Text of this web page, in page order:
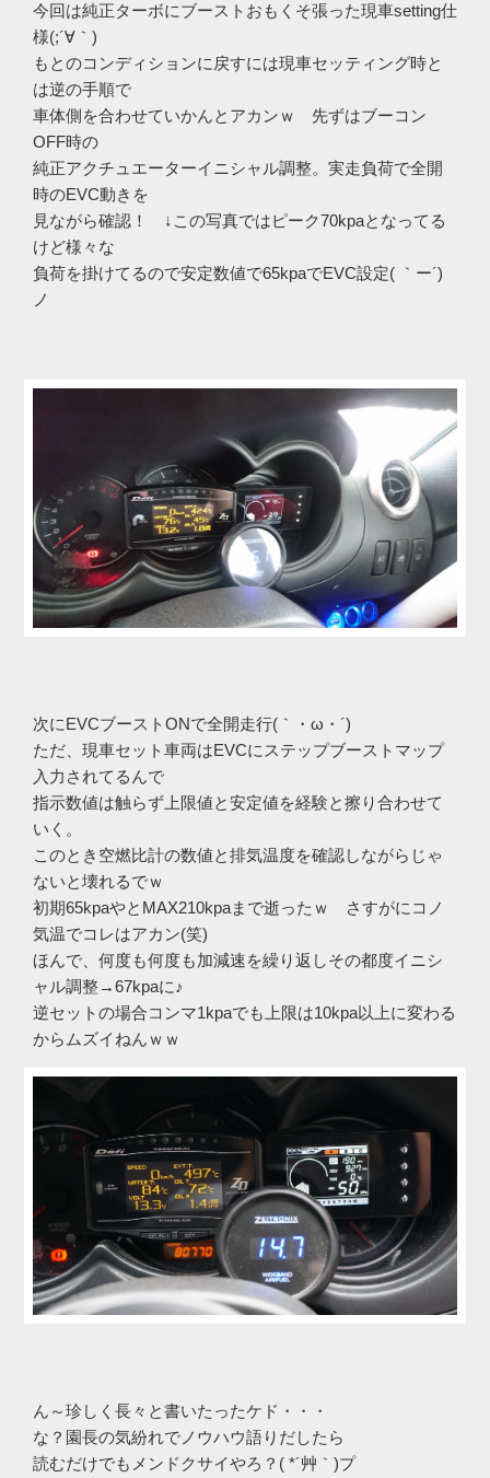
今回は純正ターボにブーストおもくそ張った現車setting仕
様(;´∀｀)
もとのコンディションに戻すには現車セッティング時と
は逆の手順で
車体側を合わせていかんとアカンｗ 先ずはブーコン
OFF時の
純正アクチュエーターイニシャル調整。実走負荷で全開
時のEVC動きを
見ながら確認！ ↓この写真ではピーク70kpaとなってる
けど様々な
負荷を掛けてるので安定数値で65kpaでEVC設定( ｀ー´)
ノ
次にEVCブーストONで全開走行(｀・ω・´)ゞ
ただ、現車セット車両はEVCにステップブーストマップ
入力されてるんで
指示数値は触らず上限値と安定値を経験と擦り合わせて
いく。
このとき空燃比計の数値と排気温度を確認しながらじゃ
ないと壊れるでｗ
初期65kpaやとMAX210kpaまで逝ったｗ さすがにコノ
気温でコレはアカン(笑)
ほんで、何度も何度も加減速を繰り返しその都度イニシ
ャル調整→67kpaに♪
逆セットの場合コンマ1kpaでも上限は10kpa以上に変わる
からムズイねんｗｗ
ん～珍しく長々と書いたったケド・・・
な？園長の気紛れでノウハウ語りだしたら
読むだけでもメンドクサイやろ？( *´艸｀)プ